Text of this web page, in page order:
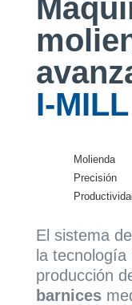
I-MILL
Molienda
Precisión
El sistema de
la
producción
barnices